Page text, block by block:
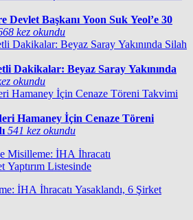
Devlet Başkanı Yoon Suk Yeol’e 30
kez okundu
Dakikalar: Beyaz Saray Yakınında
okundu
Hamaney İçin Cenaze Töreni
541 kez okundu
İHA İhracatı Yasaklandı, 6 Şirket